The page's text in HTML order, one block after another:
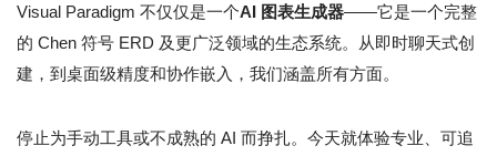
Visual Paradigm 不仅仅是一个AI 图表生成器——它是一个完整
的 Chen 符号 ERD 及更广泛领域的生态系统。从即时聊天式创
建，到桌面级精度和协作嵌入，我们涵盖所有方面。
停止为手动工具或不成熟的 AI 而挣扎。今天就体验专业、可追